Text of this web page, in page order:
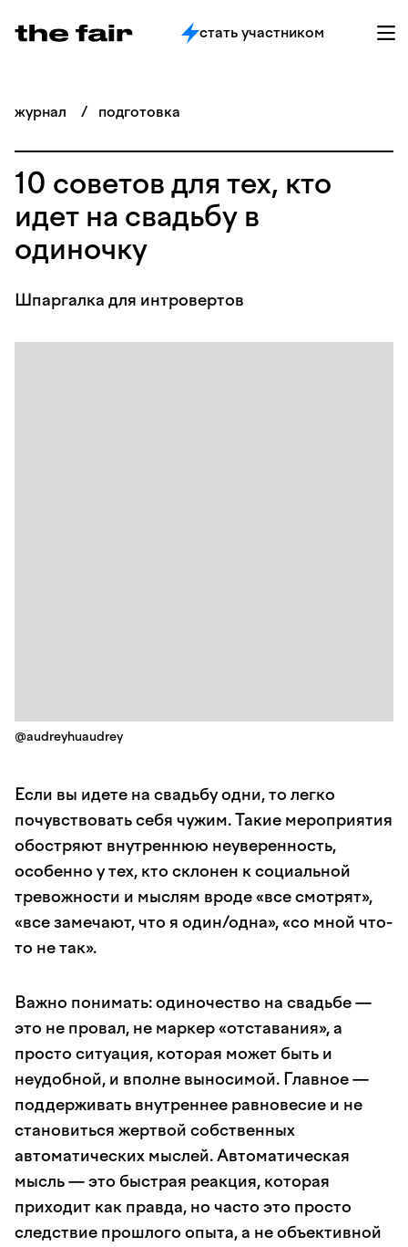
стать участником
журнал / подготовка
@audreyhuaudrey
10 советов для тех, кто
идет на свадьбу в
одиночку
Шпаргалка для интровертов
Если вы идете на свадьбу одни, то легко
почувствовать себя чужим. Такие мероприятия
обостряют внутреннюю неуверенность,
особенно у тех, кто склонен к социальной
тревожности и мыслям вроде «все смотрят»,
«все замечают, что я один/одна», «со мной что-
то не так».
Важно понимать: одиночество на свадьбе —
это не провал, не маркер «отставания», а
просто ситуация, которая может быть и
неудобной, и вполне выносимой. Главное —
поддерживать внутреннее равновесие и не
становиться жертвой собственных
автоматических мыслей. Автоматическая
мысль — это быстрая реакция, которая
приходит как правда, но часто это просто
следствие прошлого опыта, а не объективной